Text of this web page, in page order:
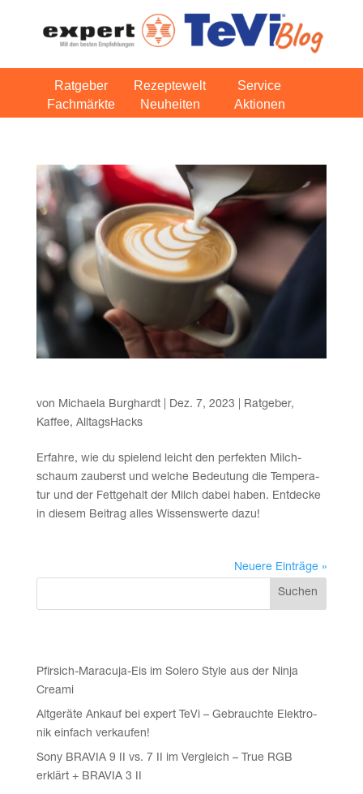
Ratgeber Rezeptewelt
Service
Fachmärkte
Neuheiten Aktionen
von Michaela Burghardt| Dez. 7, 2023 Ratgeber,
Kaffee, AlltagsHacks
Erfah­re, wie du spie­lend leicht den per­fek­ten Milch­
schaum zau­berst und wel­che Bedeu­tung die Tem­pe­ra­
tur und der Fett­ge­halt der Milch dabei haben. Ent­de­cke
in die­sem Bei­trag alles Wis­sens­wer­te dazu!
Neuere Einträge »
Suchen
Pfir­sich-Mara­cu­ja-Eis im Sole­ro Style aus der Nin­ja
Creami
Alt­ge­rä­te Ankauf bei expert TeVi – Gebrauch­te Elek­tro­
nik ein­fach verkaufen!
Sony BRAVIA 9 II vs. 7 II im Ver­gleich – True RGB
erklärt + BRAVIA 3 II